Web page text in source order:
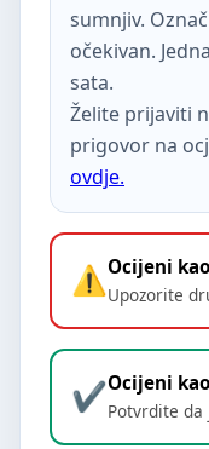
sumnjiv.
očekivan.
sata.
Želite prijaviti
prigovor na
ovdje.
Ocijeni kao
Upozorite
Ocijeni
Potvrdite